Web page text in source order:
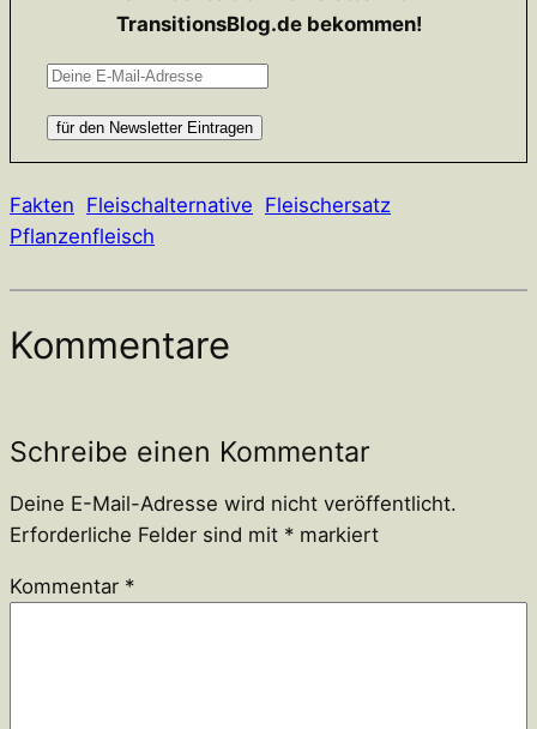
TransitionsBlog.de bekommen!
Fakten Fleischalternative Fleischersatz
Pflanzenfleisch
Kommentare
Schreibe einen Kommentar
Deine E-Mail-Adresse wird nicht veröffentlicht.
Erforderliche Felder sind mit * markiert
Kommentar *